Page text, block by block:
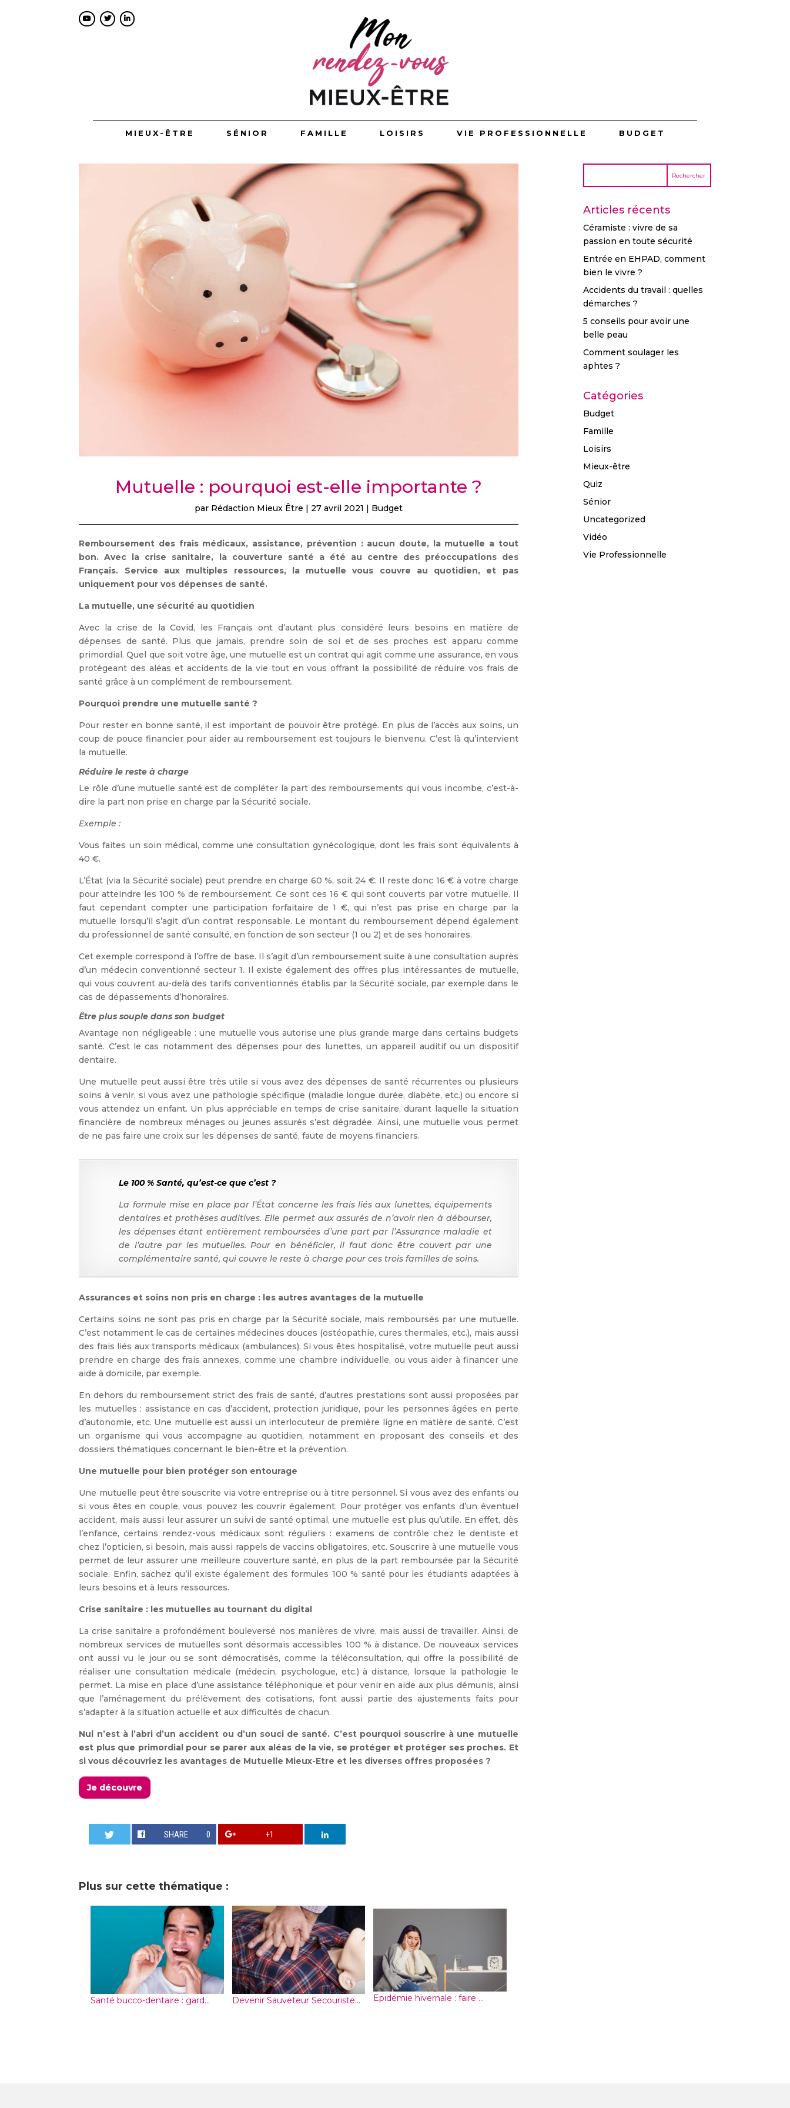
MIEUX-ÊTRE SÉNIOR FAMILLE LOISIRS VIE PROFESSIONNELLE BUDGET
Mutuelle : pourquoi est-elle importante ?
par Rédaction Mieux Être 27 avril 2021 Budget
Remboursement des frais médicaux, assistance, prévention : aucun doute, la mutuelle a tout
bon. Avec la crise sanitaire, la couverture santé a été au centre des préoccupations des
Français.
Service aux multiples ressources, la mutuelle vous couvre au quotidien, et pas
uniquement pour vos dépenses de santé.
La mutuelle, une sécurité au quotidien
Avec la crise de la Covid, les Français ont d’autant plus considéré leurs besoins en matière de
dépenses de santé. Plus que jamais, prendre soin de soi et de ses proches est apparu comme
primordial. Quel que soit votre âge, une mutuelle est un contrat qui agit comme une assurance, en vous
protégeant des aléas et accidents de la vie tout en vous offrant la possibilité de réduire vos frais de
santé grâce à un complément de remboursement.
Pourquoi prendre une mutuelle santé ?
Pour rester en bonne santé, il est important de pouvoir être protégé. En plus de l’accès aux soins, un
coup de pouce financier pour aider au remboursement est toujours le bienvenu. C’est là qu’intervient
la mutuelle.
Réduire le reste à charge
Le rôle d’une mutuelle santé est de compléter la part des remboursements qui vous incombe, c’est-à-
dire la part non prise en charge par la Sécurité sociale.
Exemple :
Vous faites un soin médical, comme une consultation gynécologique, dont les frais sont équivalents à
40 €.
L’État (via la Sécurité sociale) peut prendre en charge 60 %, soit 24 €. Il reste donc 16 € à votre charge
pour atteindre les 100 % de remboursement. Ce sont ces 16 € qui sont couverts par votre mutuelle. Il
faut cependant compter une participation forfaitaire de 1 €, qui n’est pas prise en charge par la
mutuelle lorsqu’il s’agit d’un contrat responsable. Le montant du remboursement dépend également
du professionnel de santé consulté, en fonction de son secteur (1 ou 2) et de ses honoraires.
Cet exemple correspond à l’offre de base. Il s’agit d’un remboursement suite à une consultation auprès
d’un médecin conventionné secteur 1. Il existe également des offres plus intéressantes de mutuelle,
qui vous couvrent au-delà des tarifs conventionnés établis par la Sécurité sociale, par exemple dans le
cas de dépassements d’honoraires.
Être plus souple dans son budget
Avantage non négligeable : une mutuelle vous autorise une plus grande marge dans certains budgets
santé. C’est le cas notamment des dépenses pour des lunettes, un appareil auditif ou un dispositif
dentaire.
Une mutuelle peut aussi être très utile si vous avez des dépenses de santé récurrentes ou plusieurs
soins à venir, si vous avez une pathologie spécifique (maladie longue durée, diabète, etc.) ou encore si
vous attendez un enfant. Un plus appréciable en temps de crise sanitaire, durant laquelle la situation
financière de nombreux ménages ou jeunes assurés s’est dégradée. Ainsi, une mutuelle vous permet
de ne pas faire une croix sur les dépenses de santé, faute de moyens financiers.
Le 100 % Santé, qu’est-ce que c’est ?
La formule mise en place par l’État concerne les frais liés aux lunettes, équipements
dentaires et prothèses auditives. Elle permet aux assurés de n’avoir rien à débourser,
les dépenses étant entièrement remboursées d’une part par l’Assurance maladie et
de l’autre par les mutuelles. Pour en bénéficier, il faut donc être couvert par une
complémentaire santé, qui couvre le reste à charge pour ces trois familles de soins.
Assurances et soins non pris en charge : les autres avantages de la mutuelle
Certains soins ne sont pas pris en charge par la Sécurité sociale, mais remboursés par une mutuelle.
C’est notamment le cas de certaines médecines douces (ostéopathie, cures thermales, etc.), mais aussi
des frais liés aux transports médicaux (ambulances). Si vous êtes hospitalisé, votre mutuelle peut aussi
prendre en charge des frais annexes, comme une chambre individuelle, ou vous aider à financer une
aide à domicile, par exemple.
En dehors du remboursement strict des frais de santé, d’autres prestations sont aussi proposées par
les mutuelles : assistance en cas d’accident, protection juridique, pour les personnes âgées en perte
d’autonomie, etc. Une mutuelle est aussi un interlocuteur de première ligne en matière de santé. C’est
un organisme qui vous accompagne au quotidien, notamment en proposant des conseils et des
dossiers thématiques concernant le bien-être et la prévention.
Une mutuelle pour bien protéger son entourage
Une mutuelle peut être souscrite via votre entreprise ou à titre personnel. Si vous avez des enfants ou
si vous êtes en couple, vous pouvez les couvrir également. Pour protéger vos enfants d’un éventuel
accident, mais aussi leur assurer un suivi de santé optimal, une mutuelle est plus qu’utile. En effet, dès
l’enfance, certains rendez-vous médicaux sont réguliers : examens de contrôle chez le dentiste et
chez l’opticien, si besoin, mais aussi rappels de vaccins obligatoires, etc. Souscrire à une mutuelle vous
permet de leur assurer une meilleure couverture santé, en plus de la part remboursée par la Sécurité
sociale. Enfin, sachez qu’il existe également desformules 100 % santé pour les étudiants adaptées à
leurs besoins et à leurs ressources.
Crise sanitaire : les mutuelles au tournant du digital
La crise sanitaire a profondément bouleversé nos manières de vivre, mais aussi de travailler. Ainsi, de
nombreux services de mutuelles sont désormais accessibles 100 % à distance. De nouveaux services
ont aussi vu le jour ou se sont démocratisés, comme la téléconsultation, qui offre la possibilité de
réaliser une consultation médicale (médecin, psychologue, etc.) à distance, lorsque la pathologie le
permet. La mise en place d’uneassistance téléphonique et pour venir en aide aux plus démunis, ainsi
que l’aménagement du prélèvement des cotisations, font aussi partie des ajustements faits pour
s’adapter à la situation actuelle et aux difficultés de chacun.
Nul n’est à l’abri d’un accident ou d’un souci de santé. C’est pourquoi souscrire à une mutuelle
est plus que primordial pour se parer aux aléas de la vie, se protéger et protéger ses proches. Et
si vous découvriez les avantages de Mutuelle Mieux-Etre et les diverses offres proposées ?
Je découvre
SHARE 0 +1
Plus sur cette thématique :
Santé bucco-dentaire : gard... Devenir Sauveteur Secouriste... Epidémie hivernale : faire ...
Articles récents
Céramiste : vivre de sa
passion en toute sécurité
Entrée en EHPAD, comment
bien le vivre ?
Accidents du travail : quelles
démarches ?
5 conseils pour avoir une
belle peau
Comment soulager les
aphtes ?
Catégories
Budget
Famille
Loisirs
Mieux-être
Quiz
Sénior
Uncategorized
Vidéo
Vie Professionnelle